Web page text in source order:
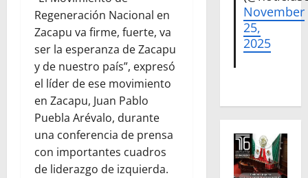
Regeneración Nacional en
Zacapu va firme, fuerte, va
ser la esperanza de Zacapu
y de nuestro país”, expresó
el líder de ese movimiento
en Zacapu, Juan Pablo
Puebla Arévalo, durante
una conferencia de prensa
con importantes cuadros
de liderazgo de izquierda.
November
25,
2025